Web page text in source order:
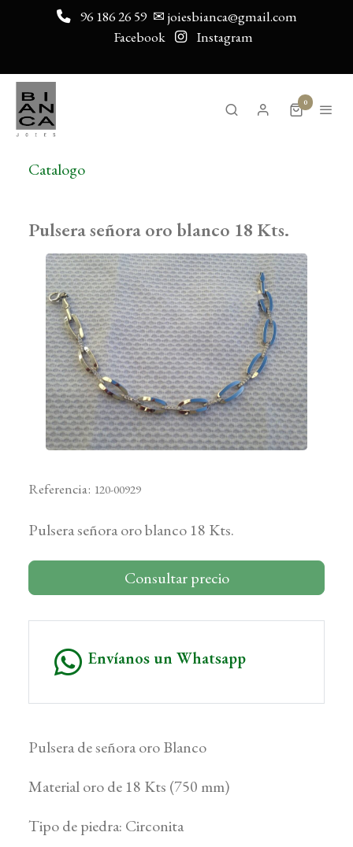
96 186 26 59 ✉ joiesbianca@gmail.com
Facebook
Instagram
0
Catalogo
Pulsera señora oro blanco 18 Kts.
Referencia: 120-00929
Pulsera señora oro blanco 18 Kts.
Consultar precio
Envíanos un Whatsapp
Pulsera de señora oro Blanco
Material oro de 18 Kts (750 mm)
Tipo de piedra: Circonita